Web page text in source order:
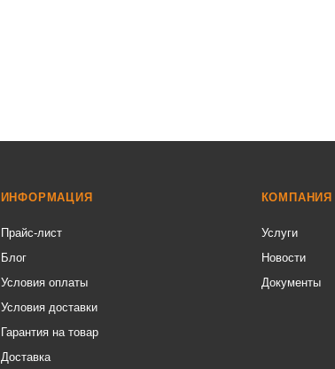
ИНФОРМАЦИЯ
Прайс-лист
Блог
Условия оплаты
Условия доставки
Гарантия на товар
Доставка
КОМПАНИЯ
Услуги
Новости
Документы